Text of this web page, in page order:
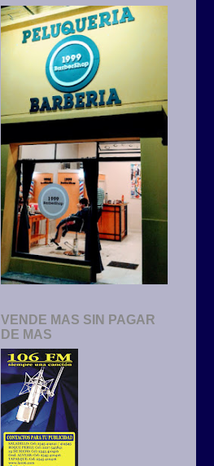
VENDE MAS SIN PAGAR
DE MAS